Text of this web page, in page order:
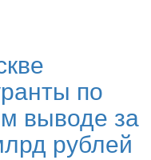
по
выводе за
рублей